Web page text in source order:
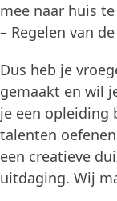
mee naar huis
– Regelen van
Dus heb je
gemaakt en wil
je een opleiding
talenten
een creatieve
uitdaging. Wij